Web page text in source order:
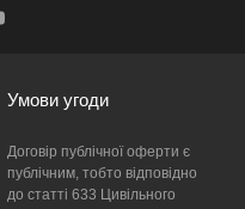
Умови угоди
Договір публічної оферти є
публічним, тобто відповідно
до статті 633 Цивільного